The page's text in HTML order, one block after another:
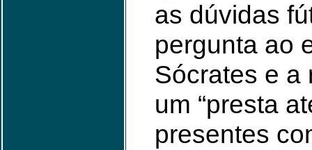
as dúvidas
pergunta ao
Sócrates e a
um “presta
presentes